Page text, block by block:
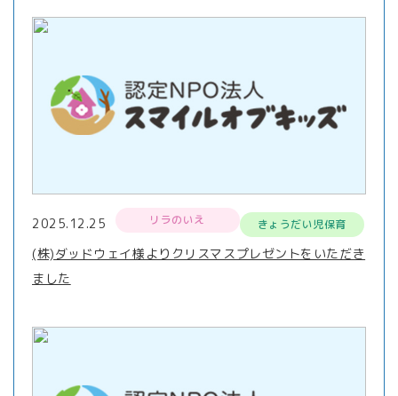
2025.12.25 リラのいえ きょうだい児保育
(株)ダッドウェイ様よりクリスマスプレゼントをいただき
ました